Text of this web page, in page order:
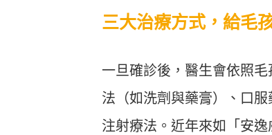
三大治療方式，給毛
一旦確診後，醫生會依照
法（如洗劑與藥膏）、口
注射療法。近年來如「安